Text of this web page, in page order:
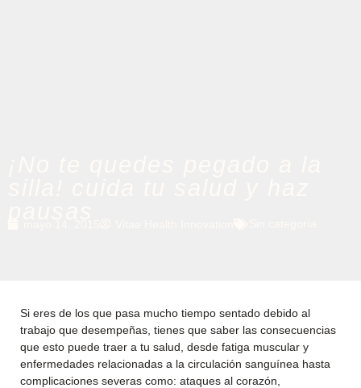
Si eres de los que pasa mucho tiempo sentado debido al
trabajo que desempeñas, tienes que saber las consecuencias
que esto puede traer a tu salud, desde fatiga muscular y
enfermedades relacionadas a la circulación sanguínea hasta
complicaciones severas como: ataques al corazón,